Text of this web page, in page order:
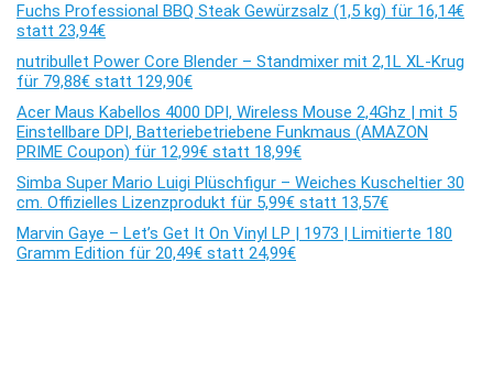
Fuchs Professional BBQ Steak Gewürzsalz (1,5 kg) für 16,14€
statt 23,94€
nutribullet Power Core Blender – Standmixer mit 2,1L XL-Krug
für 79,88€ statt 129,90€
Acer Maus Kabellos 4000 DPI, Wireless Mouse 2,4Ghz | mit 5
Einstellbare DPI, Batteriebetriebene Funkmaus (AMAZON
PRIME Coupon) für 12,99€ statt 18,99€
Simba Super Mario Luigi Plüschfigur – Weiches Kuscheltier 30
cm. Offizielles Lizenzprodukt für 5,99€ statt 13,57€
Marvin Gaye – Let’s Get It On Vinyl LP | 1973 | Limitierte 180
Gramm Edition für 20,49€ statt 24,99€